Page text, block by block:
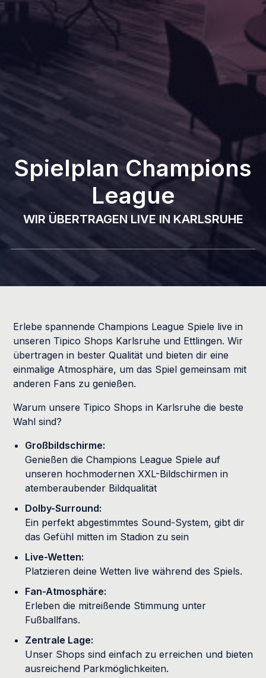
Spielplan Champions
League
WIR ÜBERTRAGEN LIVE IN KARLSRUHE
Erlebe spannende Champions League Spiele live in
unseren Tipico Shops Karlsruhe und Ettlingen. Wir
übertragen in bester Qualität und bieten dir eine
einmalige Atmosphäre, um das Spiel gemeinsam mit
anderen Fans zu genießen.
Warum unsere Tipico Shops in Karlsruhe die beste
Wahl sind?
Großbildschirme:
Genießen die Champions League Spiele auf
unseren hochmodernen XXL-Bildschirmen in
atemberaubender Bildqualität
Dolby-Surround:
Ein perfekt abgestimmtes Sound-System, gibt dir
das Gefühl mitten im Stadion zu sein
Live-Wetten:
Platzieren deine Wetten live während des Spiels.
Fan-Atmosphäre:
Erleben die mitreißende Stimmung unter
Fußballfans.
Zentrale Lage:
Unser Shops sind einfach zu erreichen und bieten
ausreichend Parkmöglichkeiten.